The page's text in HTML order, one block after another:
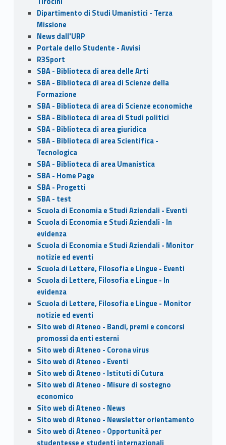
Dipartimento di Studi Umanistici - Terza
Missione
News dall'URP
Portale dello Studente - Avvisi
R3Sport
SBA - Biblioteca di area delle Arti
SBA - Biblioteca di area di Scienze della
Formazione
SBA - Biblioteca di area di Scienze economiche
SBA - Biblioteca di area di Studi politici
SBA - Biblioteca di area giuridica
SBA - Biblioteca di area Scientifica -
Tecnologica
SBA - Biblioteca di area Umanistica
SBA - Home Page
SBA - Progetti
SBA - test
Scuola di Economia e Studi Aziendali - Eventi
Scuola di Economia e Studi Aziendali - In
evidenza
Scuola di Economia e Studi Aziendali - Monitor
notizie ed eventi
Scuola di Lettere, Filosofia e Lingue - Eventi
Scuola di Lettere, Filosofia e Lingue - In
evidenza
Scuola di Lettere, Filosofia e Lingue - Monitor
notizie ed eventi
Sito web di Ateneo - Bandi, premi e concorsi
promossi da enti esterni
Sito web di Ateneo - Corona virus
Sito web di Ateneo - Eventi
Sito web di Ateneo - Istituti di Cutura
Sito web di Ateneo - Misure di sostegno
economico
Sito web di Ateneo - News
Sito web di Ateneo - Newsletter orientamento
Sito web di Ateneo - Opportunità per